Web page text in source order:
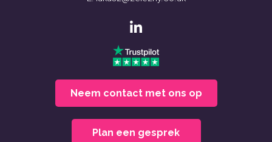
Neem contact met ons op
Plan een gesprek